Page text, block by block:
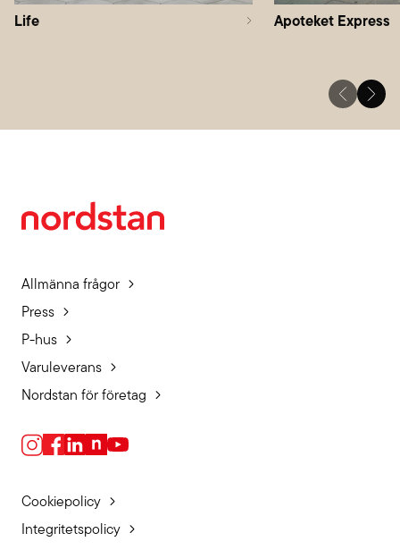
Life Apoteket Express
Allmänna frågor
Press
P-hus
Varuleverans
Nordstan för företag
Cookiepolicy
Integritetspolicy